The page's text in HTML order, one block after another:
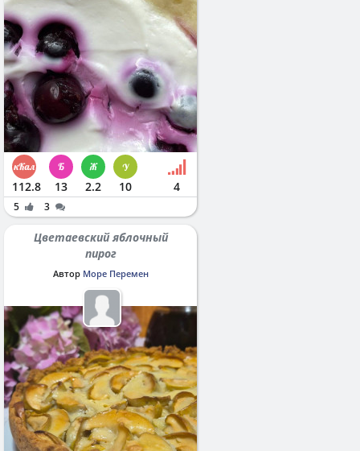
112.8 13 2.2 10 4
5 3
Цветаевский яблочный
пирог
Автор Море Перемен